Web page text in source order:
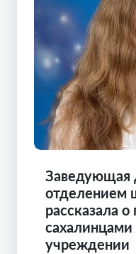
Заведующая
отделением
рассказала
учреждении